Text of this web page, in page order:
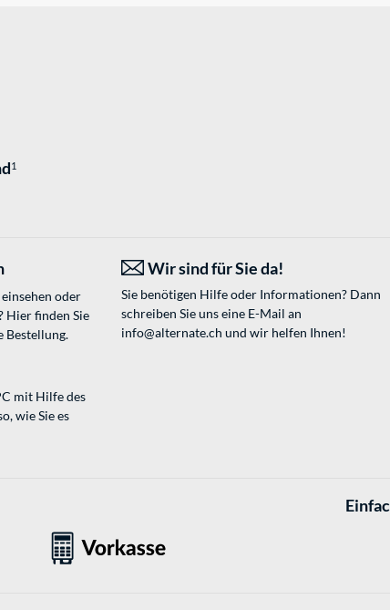
1
oder
Hier finden Sie
Bestellung.
Wir sind für Sie da!
Sie benötigen Hilfe oder Informationen? Dann
schreiben Sie uns eine E-Mail an
info@alternate.ch und wir helfen Ihnen!
mit Hilfe des
wie Sie es